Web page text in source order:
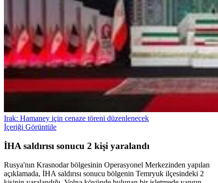
Irak: Hamaney için cenaze töreni düzenlenecek
İçeriği Görüntüle
İHA saldırısı sonucu 2 kişi yaralandı
Rusya'nın Krasnodar bölgesinin Operasyonel Merkezinden yapılan
açıklamada, İHA saldırısı sonucu bölgenin Temryuk ilçesindeki 2